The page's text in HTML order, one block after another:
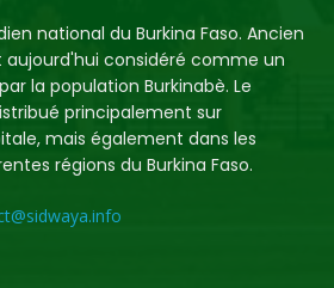
national du Burkina Faso. Ancien
aujourd'hui considéré comme un
la population Burkinabè. Le
principalement sur
mais également dans les
régions du Burkina Faso.